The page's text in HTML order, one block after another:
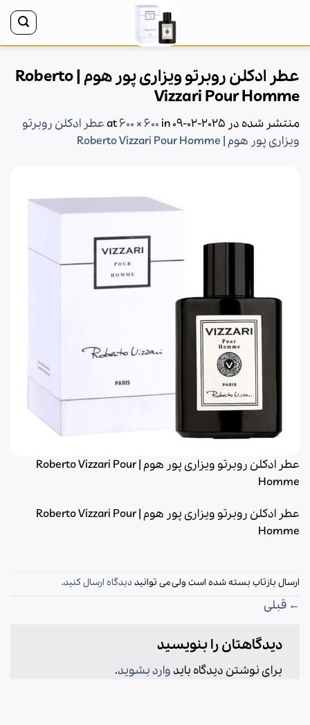
content
عطر ادکلن روبرتو ویزاری پور هوم | Roberto
Vizzari Pour Homme
منتشر شده در 2025-02-09
600 × 600 in
عطر ادکلن روبرتو
ویزاری پور هوم | Roberto Vizzari Pour Homme
عطر ادکلن روبرتو ویزاری پور هوم | Roberto Vizzari Pour
Homme
عطر ادکلن روبرتو ویزاری پور هوم | Roberto Vizzari Pour
Homme
ارسال بازتاب بسته شده است ولی می توانید دیدگاه ارسال کنید.
← قبلی
دیدگاهتان را بنویسید
برای نوشتن دیدگاه باید وارد بشوید.